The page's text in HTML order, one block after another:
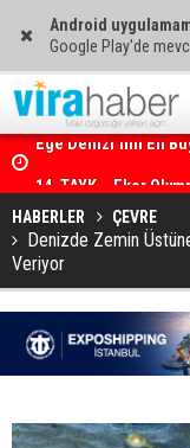
Android
Google Play'de
HABERLER ÇEVRE
Denizde Zemin
Veriyor